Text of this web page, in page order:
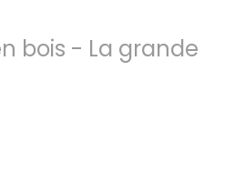
bois - La grande